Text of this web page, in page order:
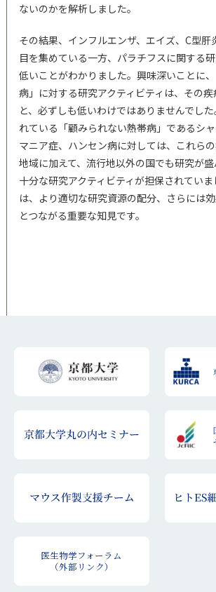
ないのかを解析しました。
その結果、インフルエンザ、エイズ、C型肝
目を集めている一方、パラチフスに関する
低いことがわかりました。興味深いことに
病」に対する研究アクティビティは、その
と、必ずしも低いわけではありませんでし
れている「顧みられない熱帯病」であるシ
マニア症、ハンセン病に対しては、これら
地域に加えて、流行地以外の国でも研究が盛
十分な研究アクティビティが担保されてい
は、より適切な研究資源の配分、さらには
とつながる重要な知見です。
医生物学フォーラム
（外部リンク）